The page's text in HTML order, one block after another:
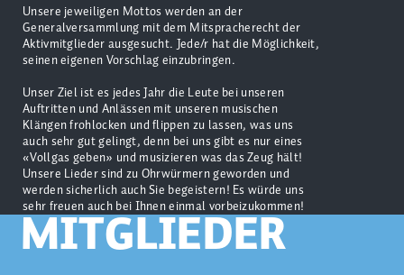
Unsere jeweiligen Mottos werden an der
Generalversammlung mit dem Mitspracherecht der
Aktivmitglieder ausgesucht. Jede/r hat die Möglichkeit,
seinen eigenen Vorschlag einzubringen.
Unser Ziel ist es jedes Jahr die Leute bei unseren
Auftritten und Anlässen mit unseren musischen
Klängen frohlocken und flippen zu lassen, was uns
auch sehr gut gelingt, denn bei uns gibt es nur eines
«Vollgas geben» und musizieren was das Zeug hält!
Unsere Lieder sind zu Ohrwürmern geworden und
werden sicherlich auch Sie begeistern! Es würde uns
sehr freuen auch bei Ihnen einmal vorbeizukommen!
MITGLIEDER